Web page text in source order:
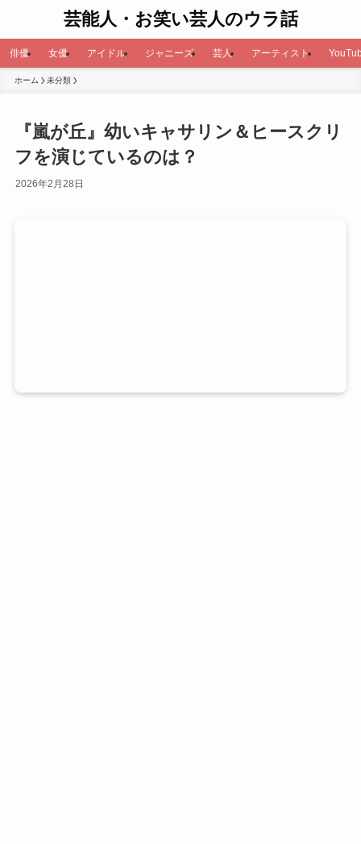
芸能人・お笑い芸人のウラ話
俳優 女優 アイドル ジャニーズ 芸人 アーティスト
ホーム 未分類
『嵐が丘』幼いキャサリン＆ヒースクリ
フを演じているのは？
2026年2月28日